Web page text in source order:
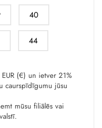
40
44
(€) un ietver 21%
caurspīdīgumu jūsu
mūsu filiālēs vai